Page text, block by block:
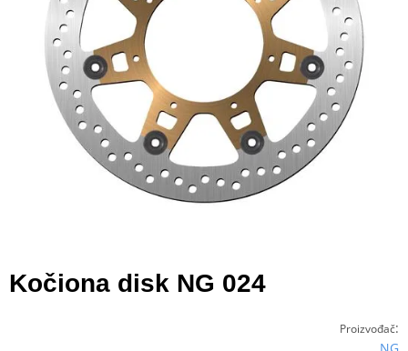
Kočiona disk NG 024
Proizvođač: